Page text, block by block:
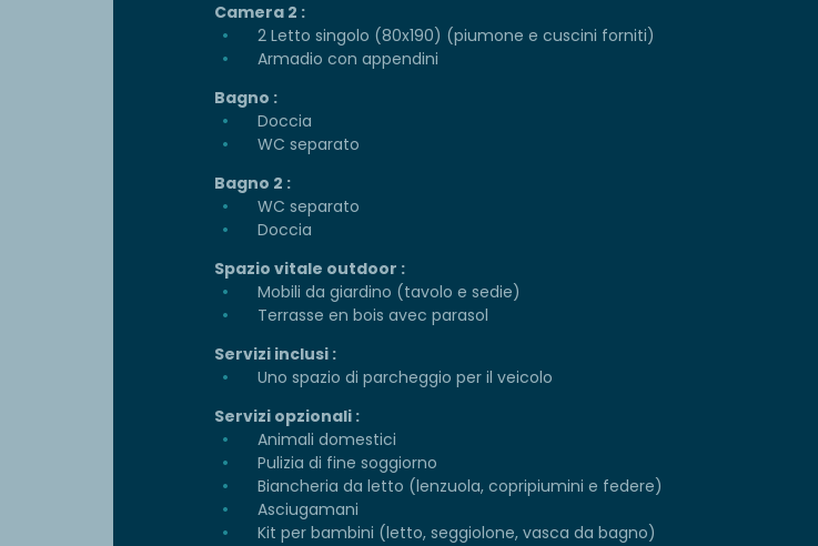
Camera 2 :
2 Letto singolo (80x190) (piumone e cuscini forniti)
Armadio con appendini
Bagno :
Doccia
WC separato
Bagno 2 :
WC separato
Doccia
Spazio vitale outdoor :
Mobili da giardino (tavolo e sedie)
Terrasse en bois avec parasol
Servizi inclusi :
Uno spazio di parcheggio per il veicolo
Servizi opzionali :
Animali domestici
Pulizia di fine soggiorno
Biancheria da letto (lenzuola, copripiumini e federe)
Asciugamani
Kit per bambini (letto, seggiolone, vasca da bagno)